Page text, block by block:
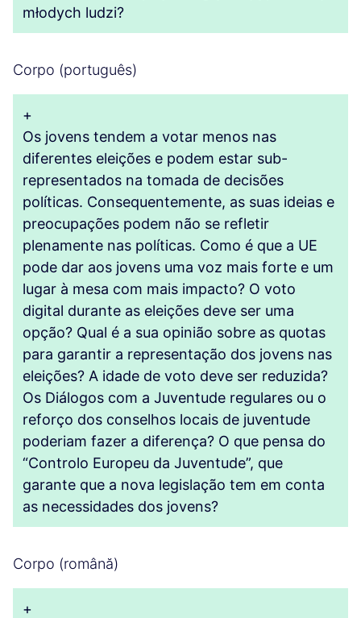
młodych ludzi?
Corpo (português)
+
Os jovens tendem a votar menos nas
diferentes eleições e podem estar sub-
representados na tomada de decisões
políticas. Consequentemente, as suas ideias e
preocupações podem não se refletir
plenamente nas políticas. Como é que a UE
pode dar aos jovens uma voz mais forte e um
lugar à mesa com mais impacto? O voto
digital durante as eleições deve ser uma
opção? Qual é a sua opinião sobre as quotas
para garantir a representação dos jovens nas
eleições? A idade de voto deve ser reduzida?
Os Diálogos com a Juventude regulares ou o
reforço dos conselhos locais de juventude
poderiam fazer a diferença? O que pensa do
“Controlo Europeu da Juventude”, que
garante que a nova legislação tem em conta
as necessidades dos jovens?
Corpo (română)
+